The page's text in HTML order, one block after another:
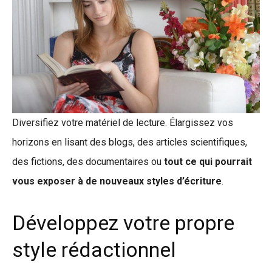
Diversifiez votre matériel de lecture. Élargissez vos
horizons en lisant des blogs, des articles scientifiques,
des fictions, des documentaires ou tout ce qui pourrait
vous exposer à de nouveaux styles d’écriture.
Développez votre propre
style rédactionnel